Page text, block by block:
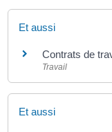
Et aussi
Contrats de
Travail
Et aussi